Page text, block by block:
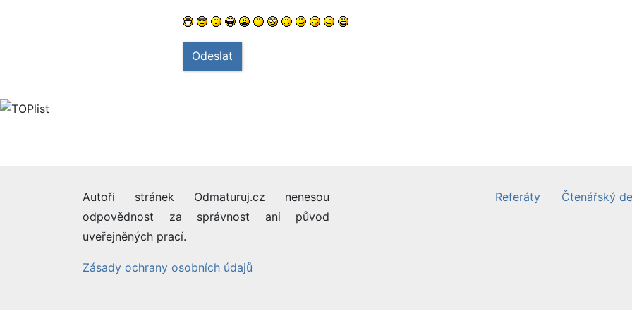
Odeslat
Autoři stránek Odmaturuj.cz nenesou
odpovědnost za správnost ani původ
uveřejněných prací.
Zásady ochrany osobních údajů
Referáty Čtenářský